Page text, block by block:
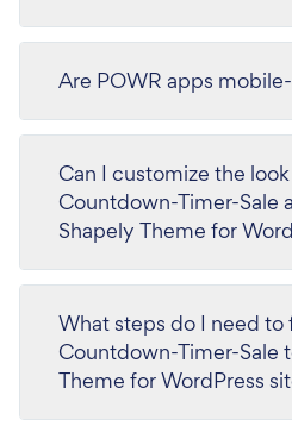
Are POWR apps
Can I customize the
Countdown-Timer-Sale
Shapely Theme for
What steps do I need to
Countdown-Timer-Sale
Theme for WordPress